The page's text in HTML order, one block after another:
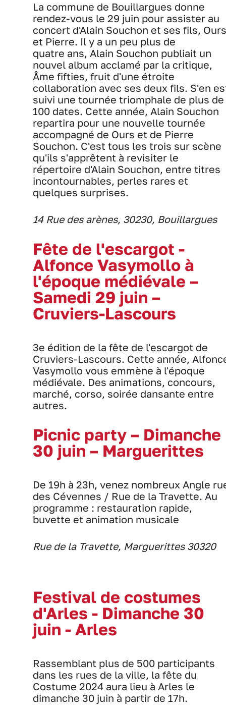
La commune de Bouillargues donne
rendez-vous le 29 juin pour assister au
concert d'Alain Souchon et ses fils, Ours
et Pierre. Il y a un peu plus de
quatre ans, Alain Souchon publiait un
nouvel album acclamé par la critique,
Âme fifties, fruit d'une étroite
collaboration avec ses deux fils. S'en
suivi une tournée triomphale de plus de
100 dates. Cette année, Alain Souchon
repartira pour une nouvelle tournée
accompagné de Ours et de Pierre
Souchon. C'est tous les trois sur scène
qu'ils s'apprêtent à revisiter le
répertoire d'Alain Souchon, entre titres
incontournables, perles rares et
quelques surprises.
14 Rue des arènes, 30230, Bouillargues
Fête de l'escargot -
Alfonce Vasymollo à
l'époque médiévale –
Samedi 29 juin –
Cruviers-Lascours
3e édition de la fête de l'escargot de
Cruviers-Lascours. Cette année,
Vasymollo vous emmène à l'époque
médiévale. Des animations, concours,
marché, corso, soirée dansante entre
autres.
Picnic party – Dimanche
30 juin – Marguerittes
De 19h à 23h, venez nombreux Angle
des Cévennes / Rue de la Travette. Au
programme : restauration rapide,
buvette et animation musicale
Rue de la Travette, Marguerittes 30320
Festival de costumes
d'Arles - Dimanche 30
juin - Arles
Rassemblant plus de 500 participants
dans les rues de la ville, la fête du
Costume 2024 aura lieu à Arles le
dimanche 30 juin à partir de 17h.